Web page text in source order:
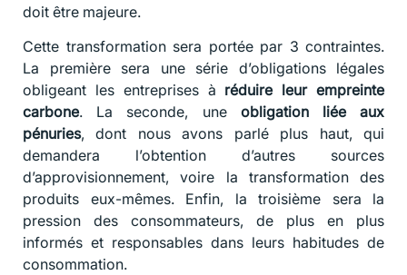
doit être majeure.
Cette transformation sera portée par 3 contraintes.
La première sera une série d’obligations légales
obligeant les entreprises à réduire leur empreinte
carbone. La seconde, une obligation liée aux
pénuries, dont nous avons parlé plus haut, qui
demandera l’obtention d’autres sources
d’approvisionnement, voire la transformation des
produits eux-mêmes. Enfin, la troisième sera la
pression des consommateurs, de plus en plus
informés et responsables dans leurs habitudes de
consommation.